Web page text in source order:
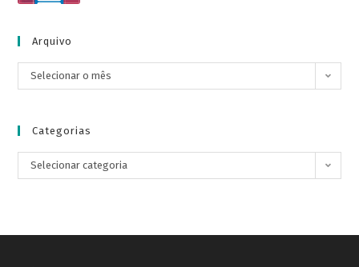
Arquivo
Selecionar o mês
Categorias
Selecionar categoria